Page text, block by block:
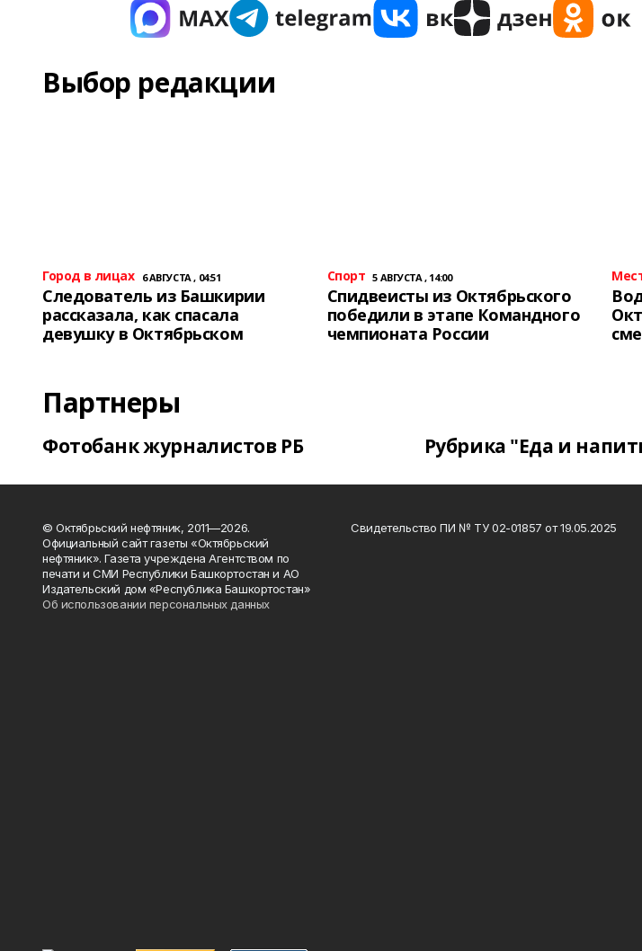
Выбор редакции
Город в лицах 6 АВГУСТА , 04:51
Следователь из Башкирии
рассказала, как спасала
девушку в Октябрьском
Спорт 5 АВГУСТА , 14:00
Спидвеисты из Октябрьского
победили в этапе Командного
чемпионата России
Партнеры
Фотобанк журналистов РБ Рубрика "Еда и
© Октябрьский нефтяник, 2011—2026.
Официальный сайт газеты «Октябрьский
нефтяник». Газета учреждена Агентством по
печати и СМИ Республики Башкортостан и АО
Издательский дом «Республика Башкортостан»
Об использовании персональных данных
Свидетельство ПИ № ТУ 02-01857 от 19.05.2025